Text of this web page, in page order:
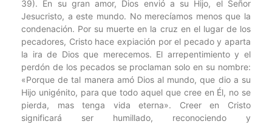
39). En su gran amor, Dios envió a su Hijo, el Señor
Jesucristo, a este mundo. No merecíamos menos que la
condenación. Por su muerte en la cruz en el lugar de los
pecadores, Cristo hace expiación por el pecado y aparta
la ira de Dios que merecemos. El arrepentimiento y el
perdón de los pecados se proclaman solo en su nombre:
«Porque de tal manera amó Dios al mundo, que dio a su
Hijo unigénito, para que todo aquel que cree en Él, no se
pierda, mas tenga vida eterna». Creer en Cristo
significará ser humillado, reconociendo y